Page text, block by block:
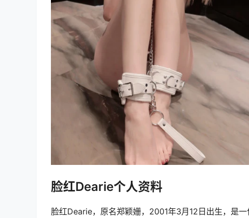
脸红Dearie个人资料
脸红Dearie，原名郑颖姗，2001年3月12日出生，是